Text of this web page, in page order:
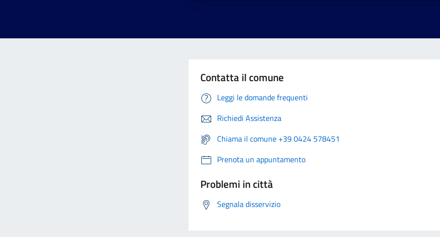
Contatta il comune
Leggi le domande frequenti
Richiedi Assistenza
Chiama il comune +39 0424 578451
Prenota un appuntamento
Problemi in città
Segnala disservizio